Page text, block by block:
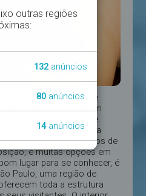
seu período de férias, e
uma viagem
amigos, opções de
Mas se você busca
muitos serviços de
e muitas opções em
lugar para se conhecer, é
Paulo, uma região de
toda a estrutura